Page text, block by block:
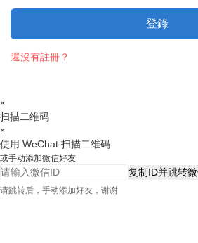
登錄
還沒有註冊？
×
扫描二维码
×
使用 WeChat 扫描二维码
或手动添加微信好友
复制ID并跳转
请跳转后，手动添加好友，谢谢